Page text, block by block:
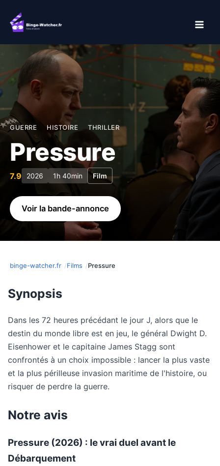
contenu
GUERRE HISTOIRE THRILLER
Pressure
7.9 2026 1h 40min Film
Voir la bande-annonce
binge-watcher.fr Films Pressure
Synopsis
Dans les 72 heures précédant le jour J, alors que le
destin du monde libre est en jeu, le général Dwight D.
Eisenhower et le capitaine James Stagg sont
confrontés à un choix impossible : lancer la plus vaste
et la plus périlleuse invasion maritime de l'histoire, ou
risquer de perdre la guerre.
Notre avis
Pressure (2026) : le vrai duel avant le
Débarquement